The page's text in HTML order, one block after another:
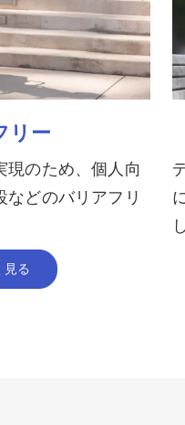
リー
現のため、個人向
などのバリアフリ
見る